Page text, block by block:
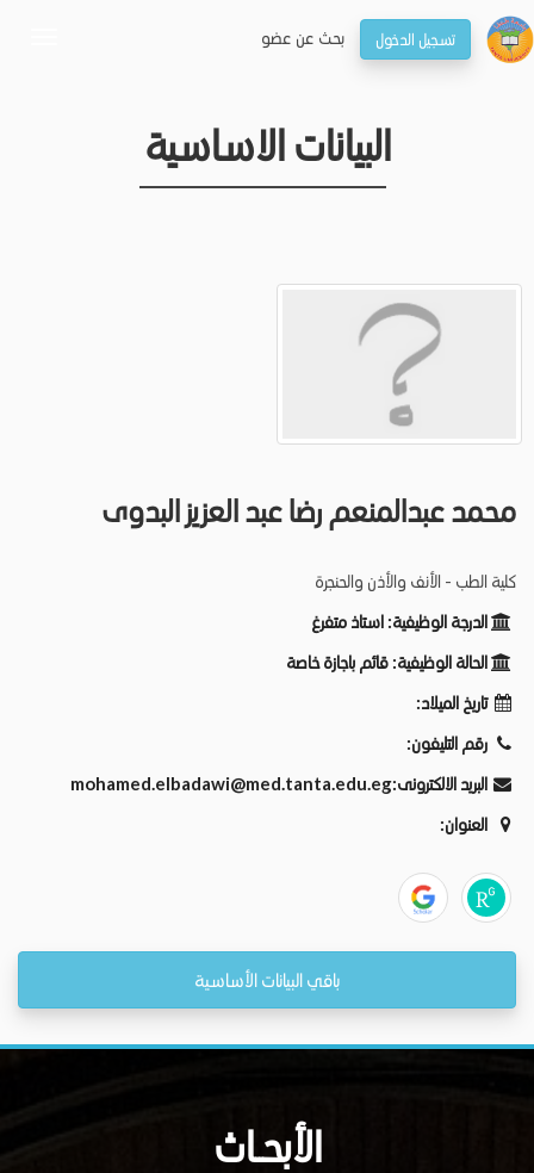
تسجيل الدخول بحـث عن عضو
البيانات الاساسية
محمد عبدالمنعم رضا عبد العزيز البدوى
كلية الطب - الأنف والأذن والحنجرة
الدرجة الوظيفية: استاذ متفرغ
الحالة الوظيفية: قائم باجازة خاصة
تاريخ الميلاد:
رقم التليفون:
البريد الالكترونى:mohamed.elbadawi@med.tanta.edu.eg
العنوان:
باقي البيانات الأساسية
الأبحــاث